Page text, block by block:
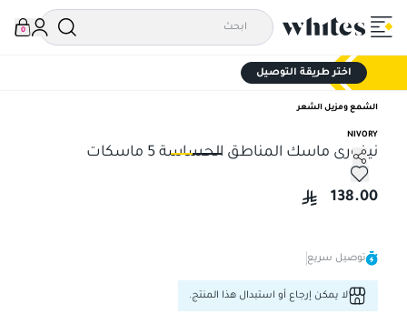
0
اختر طريقة التوصيل
الشمع ومزيل الشعر
NIVORY
نيفورى ماسك المناطق الحساسة 5 ماسكات
نيفورى ماسك المناطق الحساسة 5 ماسكات
138.00
توصيل سريع
لا يمكن إرجاع أو استبدال هذا المنتج.